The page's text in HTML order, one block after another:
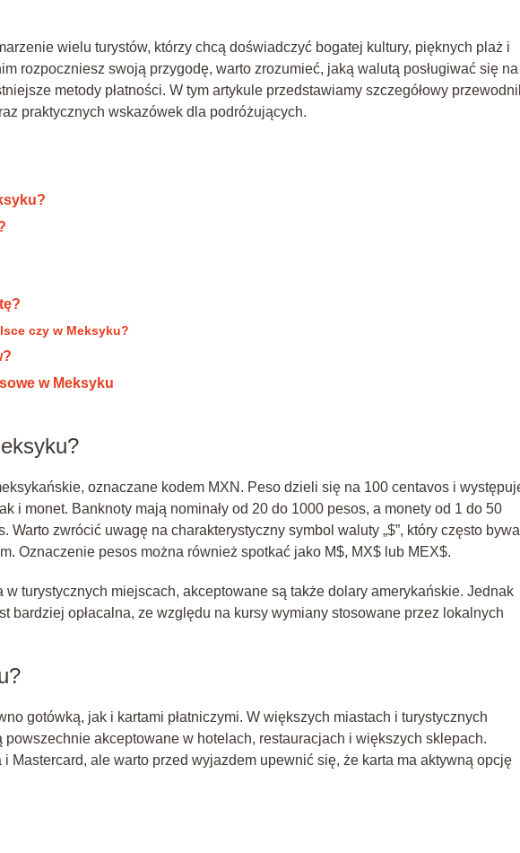
wielu turystów, którzy chcą doświadczyć bogatej kultury, pięknych plaż i
rozpoczniesz swoją przygodę, warto zrozumieć, jaką walutą posługiwać się na
metody płatności. W tym artykule przedstawiamy szczegółowy
praktycznych wskazówek dla podróżujących.
czy w Meksyku?
w Meksyku
oznaczane kodem MXN. Peso dzieli się na 100 centavos i
i monet. Banknoty mają nominały od 20 do 1000 pesos, a monety od 1 do 50
Warto zwrócić uwagę na charakterystyczny symbol waluty „$”, który często bywa
Oznaczenie pesos można również spotkać jako M$, MX$ lub MEX$.
w turystycznych miejscach, akceptowane są także dolary amerykańskie. Jednak
bardziej opłacalna, ze względu na kursy wymiany stosowane przez lokalnych
gotówką, jak i kartami płatniczymi. W większych miastach i turystycznych
powszechnie akceptowane w hotelach, restauracjach i większych sklepach.
Mastercard, ale warto przed wyjazdem upewnić się, że karta ma aktywną opcję